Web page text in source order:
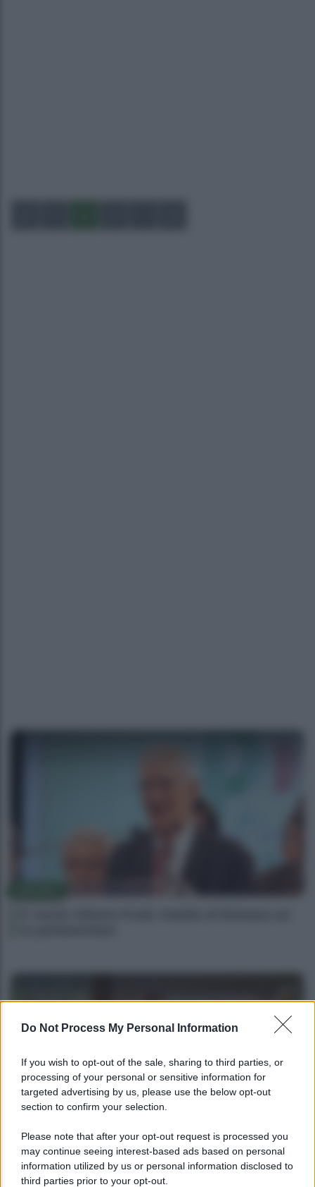
Do Not Process My Personal Information
If you wish to opt-out of the sale, sharing to third parties, or
processing of your personal or sensitive information for
targeted advertising by us, please use the below opt-out
section to confirm your selection.
Please note that after your opt-out request is processed you
may continue seeing interest-based ads based on personal
information utilized by us or personal information disclosed to
third parties prior to your opt-out.
POLITICA
Giorgia Meloni nel tempio della politica
americana